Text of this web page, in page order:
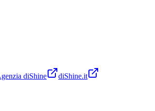
diShine diShine.it